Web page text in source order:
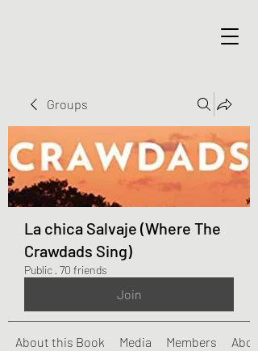
Groups
La chica Salvaje (Where The
Crawdads Sing)
Public · 70 friends
Join
About this Book Media Members About